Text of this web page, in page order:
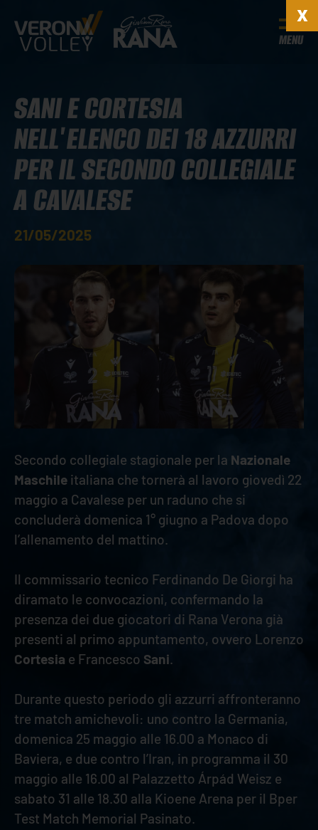
MENU
SANI E CORTESIA
NELL'ELENCO DEI 18 AZZURRI
PER IL SECONDO COLLEGIALE
A CAVALESE
21/05/2025
Secondo collegiale stagionale per la Nazionale
Maschile italiana che tornerà al lavoro giovedì 22
maggio a Cavalese per un raduno che si
concluderà domenica 1° giugno a Padova dopo
l’allenamento del mattino.
Il commissario tecnico Ferdinando De Giorgi ha
diramato le convocazioni, confermando la
presenza dei due giocatori di Rana Verona già
presenti al primo appuntamento, ovvero Lorenzo
Cortesia e Francesco Sani
Durante questo periodo gli azzurri affronteranno
tre match amichevoli: uno contro la Germania,
domenica 25 maggio alle 16.00 a Monaco di
Baviera, e due contro l’Iran, in programma il 30
maggio alle 16.00 al Palazzetto Árpád Weisz e
sabato 31 alle 18.30 alla Kioene Arena per il Bper
Test Match Memorial Pasinato.